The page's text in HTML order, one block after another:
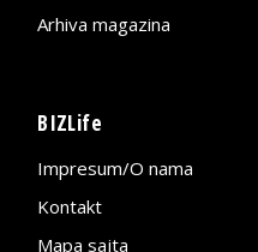
Arhiva magazina
BIZLife
Impresum/O nama
Kontakt
Mapa sajta